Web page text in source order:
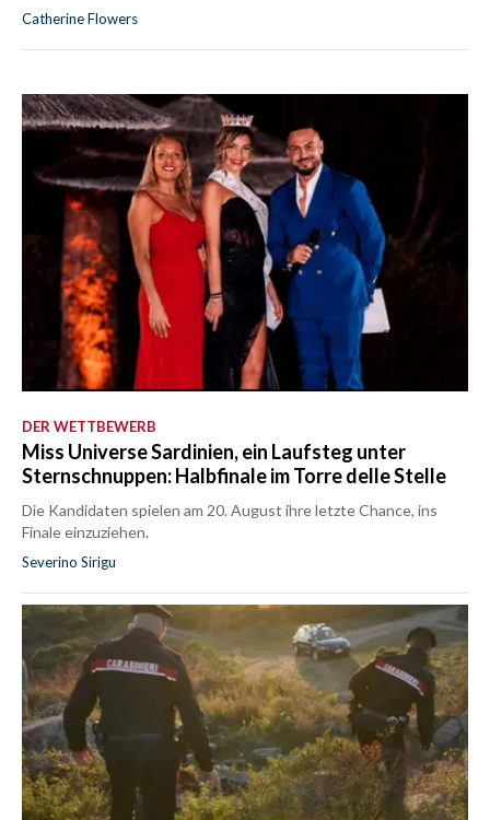
Catherine Flowers
DER WETTBEWERB
Miss Universe Sardinien, ein Laufsteg unter
Sternschnuppen: Halbfinale im Torre delle Stelle
Die Kandidaten spielen am 20. August ihre letzte Chance, ins
Finale einzuziehen.
Severino Sirigu